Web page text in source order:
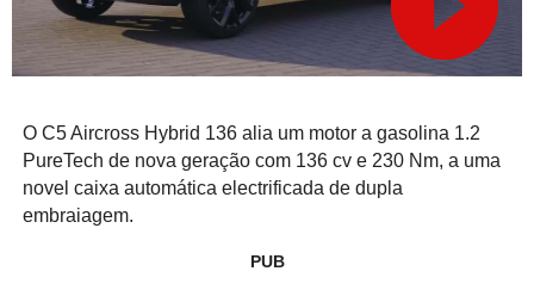
O C5 Aircross Hybrid 136 alia um motor a gasolina 1.2
PureTech de nova geração com 136 cv e 230 Nm, a uma
novel caixa automática electrificada de dupla
embraiagem.
PUB